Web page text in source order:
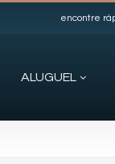
encontre
ALUGUEL